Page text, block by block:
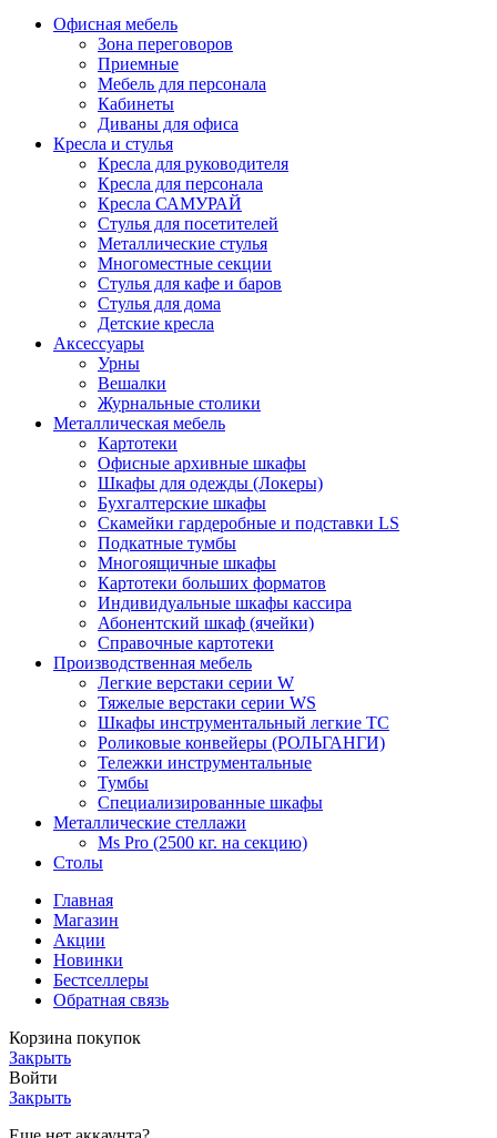
Офисная мебель
Зона переговоров
Приемные
Мебель для персонала
Кабинеты
Диваны для офиса
Кресла и стулья
Кресла для руководителя
Кресла для персонала
Кресла САМУРАЙ
Стулья для посетителей
Металлические стулья
Многоместные секции
Стулья для кафе и баров
Стулья для дома
Детские кресла
Аксессуары
Урны
Вешалки
Журнальные столики
Металлическая мебель
Картотеки
Офисные архивные шкафы
Шкафы для одежды (Локеры)
Бухгалтерские шкафы
Скамейки гардеробные и подставки LS
Подкатные тумбы
Многоящичные шкафы
Картотеки больших форматов
Индивидуальные шкафы кассира
Абонентский шкаф (ячейки)
Справочные картотеки
Производственная мебель
Легкие верстаки серии W
Тяжелые верстаки серии WS
Шкафы инструментальный легкие ТС
Роликовые конвейеры (РОЛЬГАНГИ)
Тележки инструментальные
Тумбы
Специализированные шкафы
Металлические стеллажи
Ms Pro (2500 кг. на секцию)
Столы
Главная
Магазин
Акции
Новинки
Бестселлеры
Обратная связь
Корзина покупок
Закрыть
Войти
Закрыть